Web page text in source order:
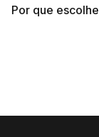
Por que